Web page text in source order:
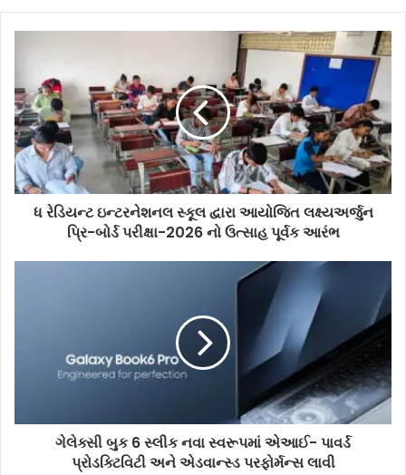
ધ રેડિયન્ટ ઇન્ટરનેશનલ સ્કૂલ દ્વારા આયોજિત લક્ષ્યઅર્જુન
પ્રિ-બોર્ડ પરીક્ષા-2026 નો ઉત્સાહ પૂર્વક આરંભ
ગેલેક્સી બુક 6 સ્લીક નવા સ્વરૂપમાં એઆઈ- પાવર્ડ
પ્રોડક્ટિવિટી અને એડવાન્સ્ડ પરફોર્મન્સ લાવી